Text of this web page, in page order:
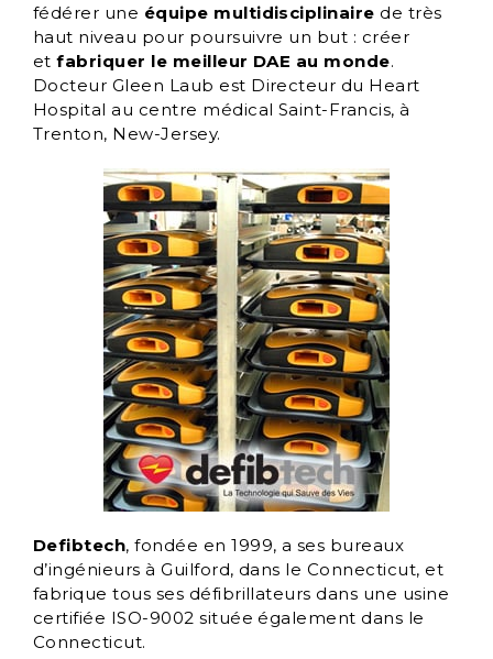
fédérer une équipe multidisciplinaire de très
haut niveau pour poursuivre un but : créer
etfabriquer le meilleur DAE au monde.
Docteur Gleen Laub est Directeur du Heart
Hospital au centre médical Saint-Francis, à
Trenton, New-Jersey.
Defibtech, fondée en 1999, a ses bureaux
d’ingénieurs à Guilford, dans le Connecticut, et
fabrique tous ses défibrillateurs dans une usine
certifiée ISO-9002 située également dans le
Connecticut.